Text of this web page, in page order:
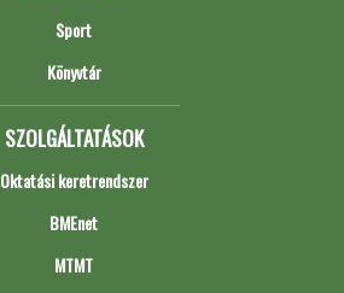
Sport
Könyvtár
SZOLGÁLTATÁSOK
Oktatási keretrendszer
BMEnet
MTMT